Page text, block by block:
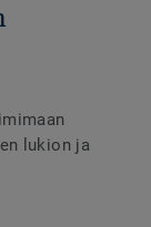
lukion ja